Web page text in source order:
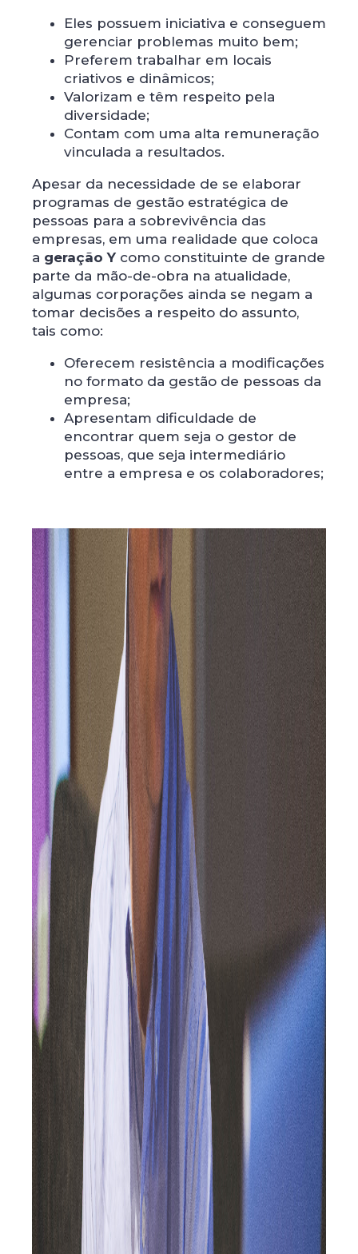
Eles possuem iniciativa e conseguem
gerenciar problemas muito bem;
Preferem trabalhar em locais
criativos e dinâmicos;
Valorizam e têm respeito pela
diversidade;
Contam com uma alta remuneração
vinculada a resultados.
Apesar da necessidade de se elaborar
programas de gestão estratégica de
pessoas para a sobrevivência das
empresas, em uma realidade que coloca
a geração Y como constituinte de grande
parte da mão-de-obra na atualidade,
algumas corporações ainda se negam a
tomar decisões a respeito do assunto,
tais como:
Oferecem resistência a modificações
no formato da gestão de pessoas da
empresa;
Apresentam dificuldade de
encontrar quem seja o gestor de
pessoas, que seja intermediário
entre a empresa e os colaboradores;